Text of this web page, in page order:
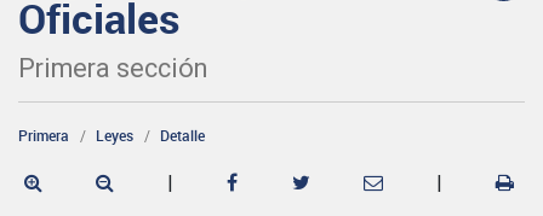
Oficiales
Primera sección
Primera Leyes Detalle
| |